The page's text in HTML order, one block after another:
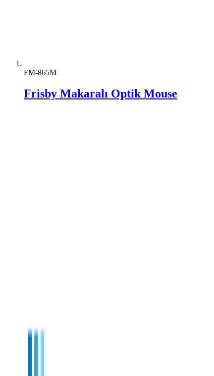
FM-865M
Frisby Makaralı Optik Mouse